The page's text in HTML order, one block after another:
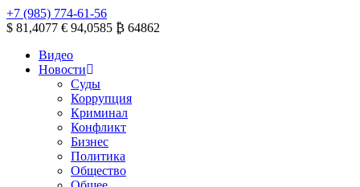
+7 (985) 774-61-56
$ 81,4077 € 94,0585 ₿ 64862
Видео
Новости
Суды
Коррупция
Криминал
Конфликт
Бизнес
Политика
Общество